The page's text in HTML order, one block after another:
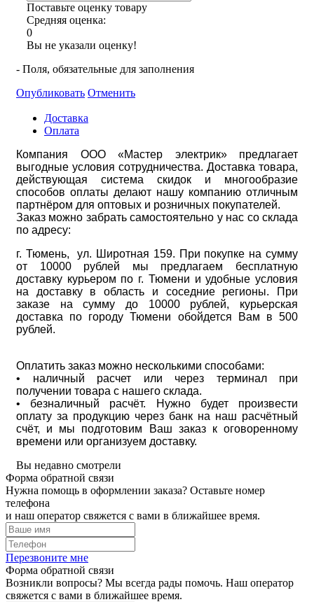
Поставьте оценку товару
Средняя оценка:
0
Вы не указали оценку!
- Поля, обязательные для заполнения
Опубликовать Отменить
Доставка
Оплата
Компания ООО «Мастер электрик» предлагает
выгодные условия сотрудничества. Доставка товара,
действующая система скидок и многообразие
способов оплаты делают нашу компанию отличным
партнёром для оптовых и розничных покупателей.
Заказ можно забрать самостоятельно у нас со склада
по адресу:
г. Тюмень, ул. Широтная 159. При покупке на сумму
от 10000 рублей мы предлагаем бесплатную
доставку курьером по г. Тюмени и удобные условия
на доставку в область и соседние регионы. При
заказе на сумму до 10000 рублей, курьерская
доставка по городу Тюмени обойдется Вам в 500
рублей.
Оплатить заказ можно несколькими способами:
• наличный расчет или через терминал при
получении товара с нашего склада.
• безналичный расчёт. Нужно будет произвести
оплату за продукцию через банк на наш расчётный
счёт, и мы подготовим Ваш заказ к оговоренному
времени или организуем доставку.
Вы недавно смотрели
Форма обратной связи
Нужна помощь в оформлении заказа? Оставьте номер
телефона
и наш оператор свяжется с вами в ближайшее время.
Перезвоните мне
Форма обратной связи
Возникли вопросы? Мы всегда рады помочь. Наш оператор
свяжется с вами в ближайшее время.